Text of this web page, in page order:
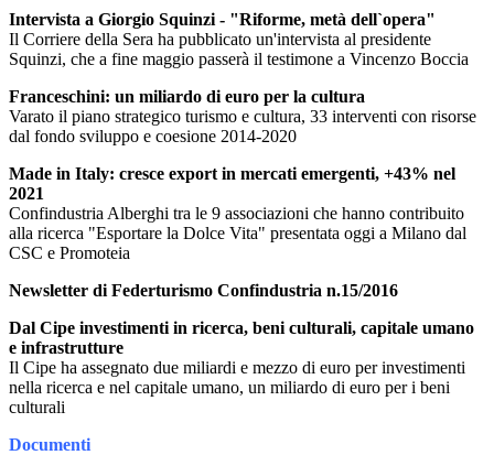
Intervista a Giorgio Squinzi - "Riforme, metà dell`opera"
Il Corriere della Sera ha pubblicato un'intervista al presidente
Squinzi, che a fine maggio passerà il testimone a Vincenzo Boccia
Franceschini: un miliardo di euro per la cultura
Varato il piano strategico turismo e cultura, 33 interventi con risorse
dal fondo sviluppo e coesione 2014-2020
Made in Italy: cresce export in mercati emergenti, +43% nel
2021
Confindustria Alberghi tra le 9 associazioni che hanno contribuito
alla ricerca "Esportare la Dolce Vita" presentata oggi a Milano dal
CSC e Promoteia
Newsletter di Federturismo Confindustria n.15/2016
Dal Cipe investimenti in ricerca, beni culturali, capitale umano
e infrastrutture
Il Cipe ha assegnato due miliardi e mezzo di euro per investimenti
nella ricerca e nel capitale umano, un miliardo di euro per i beni
culturali
Documenti